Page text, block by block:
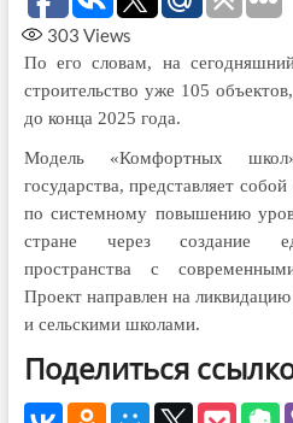
303 Views
По его словам, на
строительство уже 105
до конца 2025 года.
Модель «Комфортных
государства, представляет
по системному повышению
стране через создание
пространства с
Проект направлен на
и сельскими школами.
Поделиться